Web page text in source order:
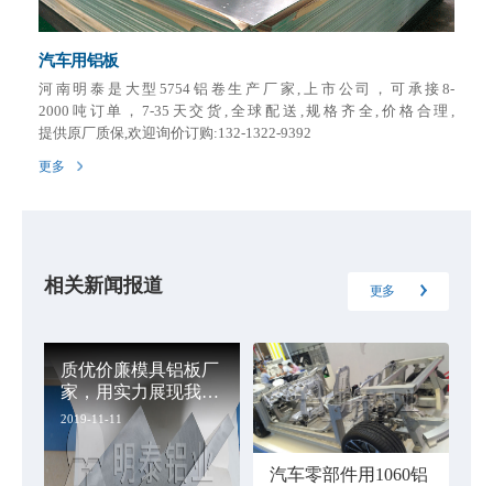
汽车用铝板
河南明泰是大型5754铝卷生产厂家,上市公司，可承接8-
2000吨订单，7-35天交货,全球配送,规格齐全,价格合理,
提供原厂质保,欢迎询价订购:132-1322-9392
更多
相关新闻报道 更多
质优价廉模具铝板厂
家，用实力展现我们
一样
2019-11-11
汽车零部件用1060铝